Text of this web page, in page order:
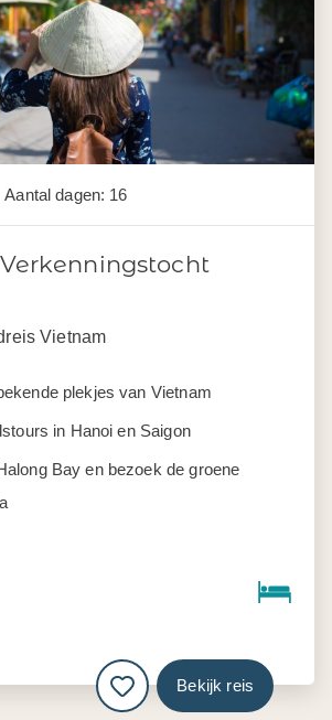
Aantal dagen: 16
Vietnam
plekjes van Vietnam
in Hanoi en Saigon
Bay en bezoek de groene
Bekijk reis